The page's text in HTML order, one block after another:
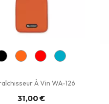
À Vin WA-126
31,00 €